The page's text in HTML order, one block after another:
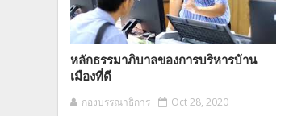
หลักธรรมาภิบาลของการบริหารบ้าน
เมืองที่ดี
กองบรรณาธิการ Oct 28, 2020